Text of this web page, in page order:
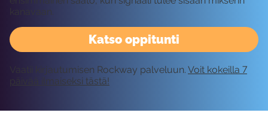
Katso oppitunti
kanavaan.
Vaatii kirjautumisen Rockway palveluun. Voit kokeilla 7
päivää ilmaiseksi tästä!